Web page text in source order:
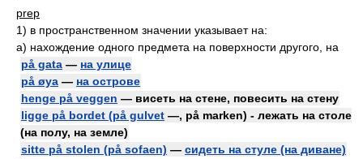
prep
1) в пространственном значении указывает на:
а) нахождение одного предмета на поверхности другого, на
på gata — на улице
på øya — на острове
henge på veggen — висеть на стене, повесить на стену
ligge på bordet (på gulvet —, på marken) - лежать на столе
(на полу, на земле)
sitte på stolen (på sofaen) — сидеть на стуле (на диване)